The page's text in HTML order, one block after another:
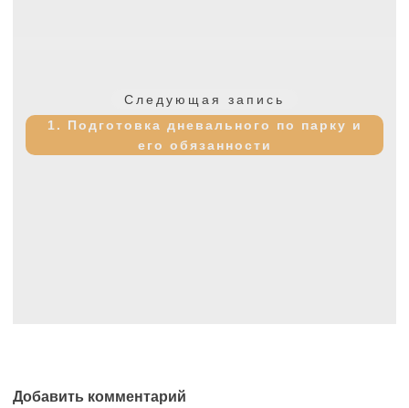
Следующая запись
запись:
1. Подготовка дневального по парку и
его обязанности
Добавить комментарий